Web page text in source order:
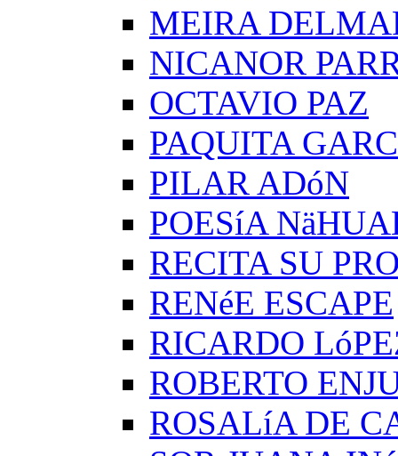
MEIRA
NICANOR
OCTAVIO PAZ
PAQUITA
PILAR ADóN
POESíA
RECITA SU
RENéE ESCAPE
RICARDO
ROBERTO
ROSALíA DE